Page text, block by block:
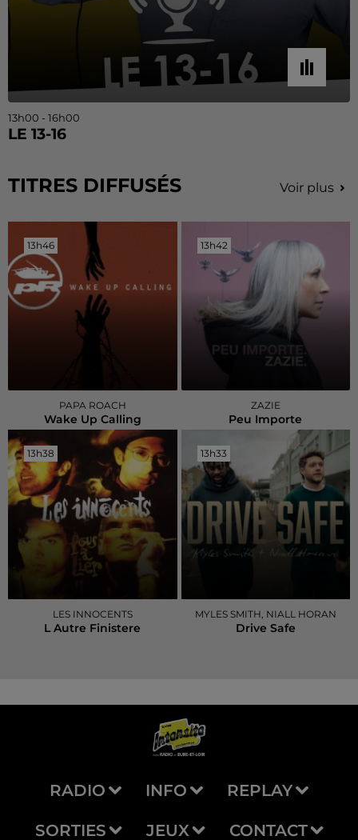
13h00 - 16h00
LE 13-16
TITRES DIFFUSÉS Voir plus
13h46
13h46
PAPA ROACH
Wake Up Calling
13h42
13h42
ZAZIE
Peu Importe
13h38
13h38
LES INNOCENTS
L Autre Finistere
13h33
13h33
MYLES SMITH, NIALL HORAN
Drive Safe
RADIO INFO REPLAY
SORTIES JEUX CONTACT